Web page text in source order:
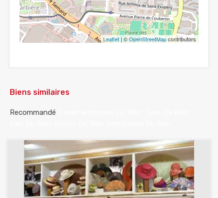
Leaflet | ©OpenStreetMapcontributors
Biens similaires
Recommandé